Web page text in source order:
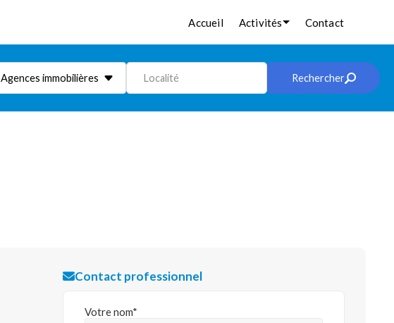
Accueil Activités Contact
Agences immobilières Localité Rechercher
Contact professionnel
Votre nom*